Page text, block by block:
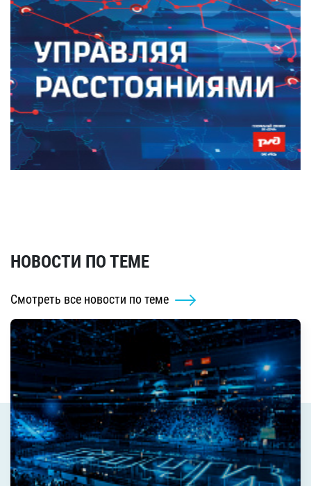
НОВОСТИ ПО ТЕМЕ
Смотреть все новости по теме